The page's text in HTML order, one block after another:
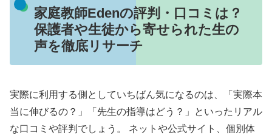
家庭教師Edenの評判・口コミは？
保護者や生徒から寄せられた生の
声を徹底リサーチ
実際に利用する側としていちばん気になるのは、「実際本
当に伸びるの？」「先生の指導はどう？」といったリアル
な口コミや評判でしょう。 ネットや公式サイト、個別体